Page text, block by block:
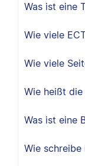
Was ist eine
Wie viele
Wie viele
Wie heißt
Was ist eine
Wie schreibe